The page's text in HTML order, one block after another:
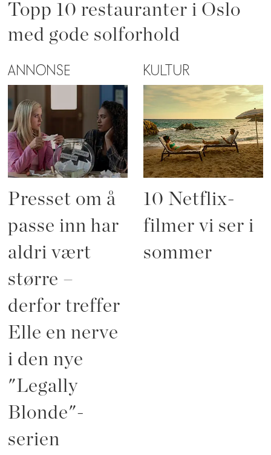
Topp 10 restauranter i Oslo
med gode solforhold
ANNONSE
Presset om å
passe inn har
aldri vært
større –
derfor treffer
Elle en nerve
i den nye
"Legally
Blonde"-
serien
KULTUR
10 Netflix-
filmer vi ser i
sommer